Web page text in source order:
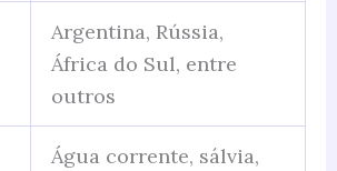
Argentina, Rússia,
África do Sul, entre
outros
Água corrente, sálvia,